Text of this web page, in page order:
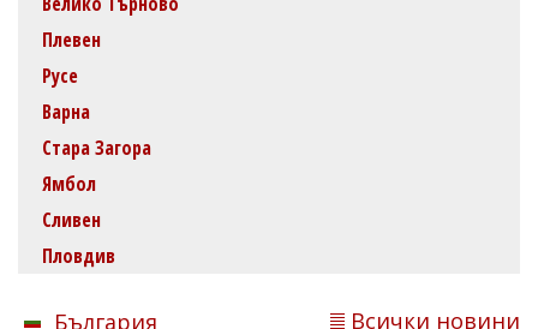
Плевен
Русе
Варна
Стара Загора
Ямбол
Сливен
Пловдив
България Всички новини